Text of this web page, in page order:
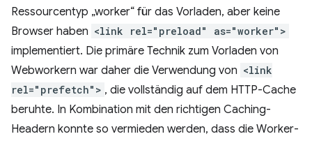
Ressourcentyp „worker“ für das Vorladen, aber keine
Browser haben <link rel="preload" as="worker">
implementiert. Die primäre Technik zum Vorladen von
Webworkern war daher die Verwendung von <link
rel="prefetch"> , die vollständig auf dem HTTP-Cache
beruhte. In Kombination mit den richtigen Caching-
Headern konnte so vermieden werden, dass die Worker-